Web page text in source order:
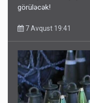
görüləcək!
7 Avqust 19:41